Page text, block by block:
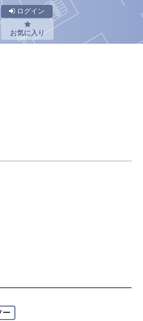
ログイン
お気に入り
ー